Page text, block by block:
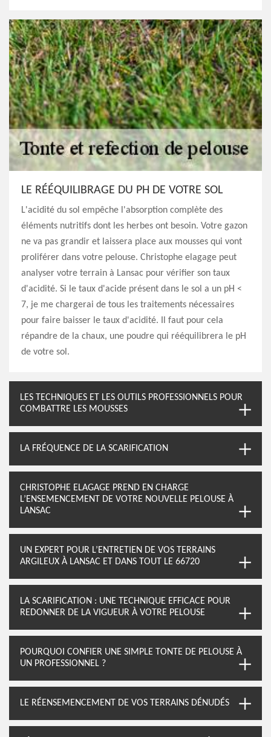
LE RÉÉQUILIBRAGE DU PH DE VOTRE SOL
L'acidité du sol empêche l'absorption complète des
éléments nutritifs dont les herbes ont besoin. Votre gazon
ne va pas grandir et laissera place aux mousses qui vont
proliférer dans votre pelouse. Christophe elagage peut
analyser votre terrain à Lansac pour vérifier son taux
d'acidité. Si le taux d'acide présent dans le sol a un pH <
7, je me chargerai de tous les traitements nécessaires
pour faire baisser le taux d'acidité. Il faut pour cela
répandre de la chaux, une poudre qui rééquilibrera le pH
de votre sol.
LES TECHNIQUES ET LES OUTILS PROFESSIONNELS POUR
COMBATTRE LES MOUSSES
LA FRÉQUENCE DE LA SCARIFICATION
CHRISTOPHE ELAGAGE PREND EN CHARGE
L’ENSEMENCEMENT DE VOTRE NOUVELLE PELOUSE À
LANSAC
UN EXPERT POUR L’ENTRETIEN DE VOS TERRAINS
ARGILEUX À LANSAC ET DANS TOUT LE 66720
LA SCARIFICATION : UNE TECHNIQUE EFFICACE POUR
REDONNER DE LA VIGUEUR À VOTRE PELOUSE
POURQUOI CONFIER UNE SIMPLE TONTE DE PELOUSE À
UN PROFESSIONNEL ?
LE RÉENSEMENCEMENT DE VOS TERRAINS DÉNUDÉS